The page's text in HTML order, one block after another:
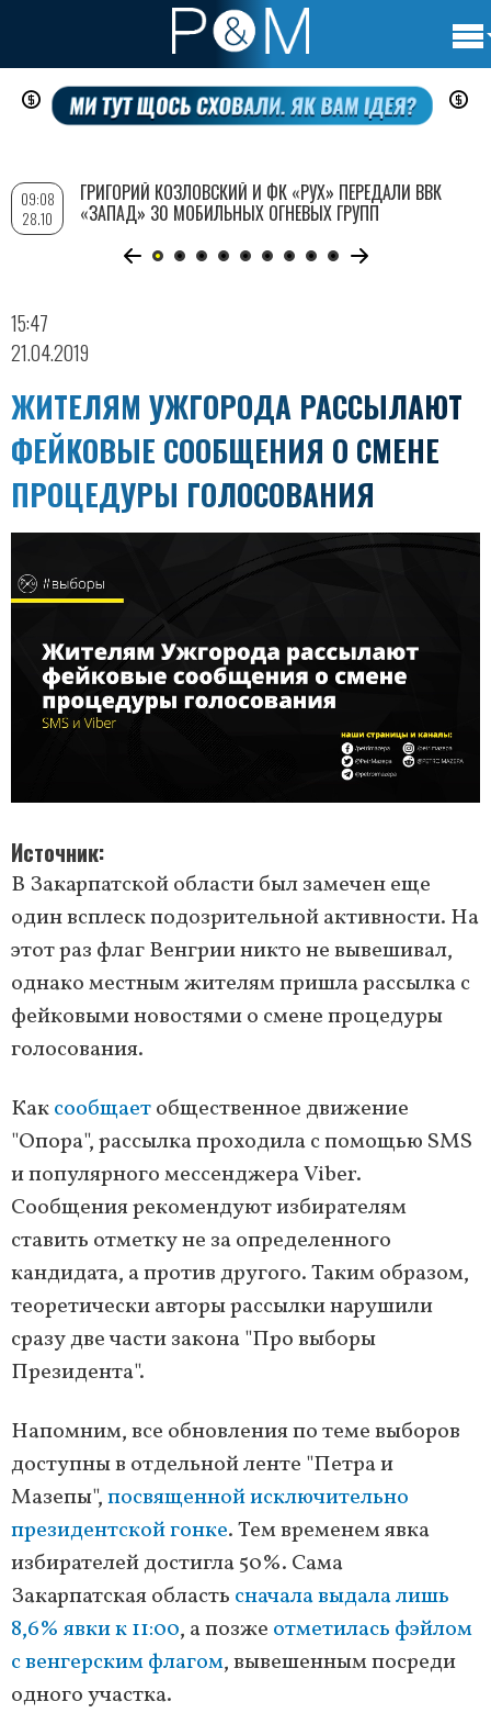
Перейти
содержанию
15:47
21.04.2019
ЖИТЕЛЯМ УЖГОРОДА РАССЫЛАЮТ
ФЕЙКОВЫЕ СООБЩЕНИЯ О СМЕНЕ
ПРОЦЕДУРЫ ГОЛОСОВАНИЯ
Источник
В Закарпатской области был замечен еще
один всплеск подозрительной активности. На
этот раз флаг Венгрии никто не вывешивал,
однако местным жителям пришла рассылка с
фейковыми новостями о смене процедуры
голосования.
Каксообщаетобщественное движение
"Опора", рассылка проходила с помощью SMS
и популярного мессенджера Viber.
Сообщения рекомендуют избирателям
ставить отметку не за определенного
кандидата, а против другого. Таким образом,
теоретически авторы рассылки нарушили
сразу две части закона "Про выборы
Президента".
Напомним, все обновления по теме выборов
доступны в отдельной ленте "Петра и
Мазепы",посвященной исключительно
президентской гонке. Тем временем явка
избирателей достигла 50%. Сама
Закарпатская область сначала выдала лишь
8,6% явки к 11:00, а позже отметилась фэйлом
с венгерским флагом, вывешенным посреди
одного участка.
09:08
28.10
ГРИГОРИЙ КОЗЛОВСКИЙ И ФК «РУХ» ПЕРЕДАЛИ ВВК
«ЗАПАД» 30 МОБИЛЬНЫХ ОГНЕВЫХ ГРУПП